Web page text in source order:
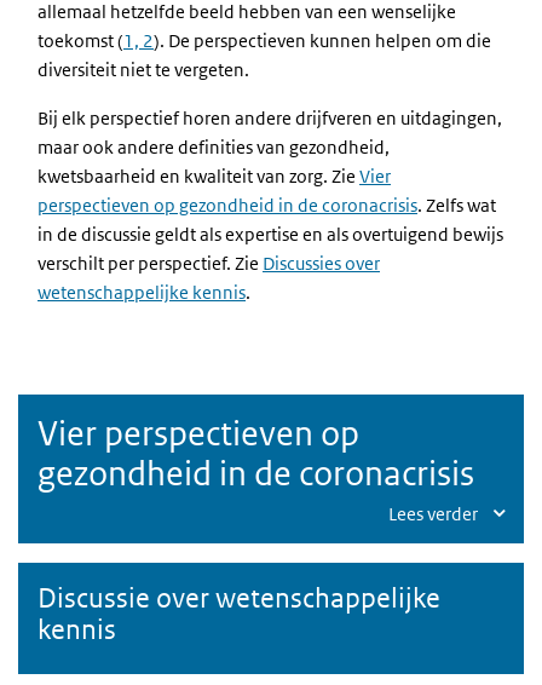
allemaal hetzelfde beeld hebben van een wenselijke
toekomst (1, 2). De perspectieven kunnen helpen om die
diversiteit niet te vergeten.
Bij elk perspectief horen andere drijfveren en uitdagingen,
maar ook andere definities van gezondheid,
kwetsbaarheid en kwaliteit van zorg. Zie Vier
perspectieven op gezondheid in de coronacrisis. Zelfs wat
in de discussie geldt als expertise en als overtuigend bewijs
verschilt per perspectief. Zie Discussies over
wetenschappelijke kennis.
Vier perspectieven op
gezondheid in de coronacrisis
Lees verder
Discussie over wetenschappelijke
kennis